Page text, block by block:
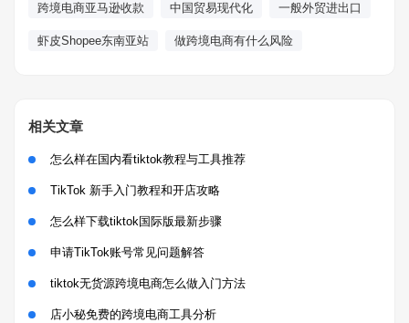
跨境电商亚马逊收款 中国贸易现代化 一般外贸进出口
虾皮Shopee东南亚站 做跨境电商有什么风险
相关文章
怎么样在国内看tiktok教程与工具推荐
TikTok 新手入门教程和开店攻略
怎么样下载tiktok国际版最新步骤
申请TikTok账号常见问题解答
tiktok无货源跨境电商怎么做入门方法
店小秘免费的跨境电商工具分析